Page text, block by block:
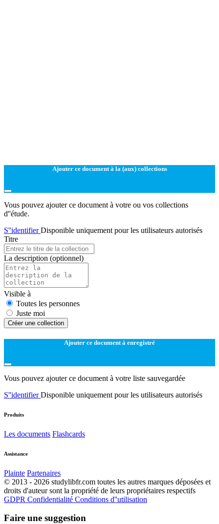
Ajouter ce document à la (aux) collections
Vous pouvez ajouter ce document à votre ou vos collections
d''étude.
S''identifierDisponible uniquement pour les utilisateurs autorisés
Titre
La description (optionnel)
Visible à
Toutes les personnes
Juste moi
Créer une collection
Ajouter ce document à enregistré
Vous pouvez ajouter ce document à votre liste sauvegardée
S''identifierDisponible uniquement pour les utilisateurs autorisés
Produits
Les documents Flashcards
Assistance
Plainte Partenaires
© 2013 - 2026 studylibfr.com toutes les autres marques déposées et
droits d'auteur sont la propriété de leurs propriétaires respectifs
GDPR Confidentialité Conditions d''utilisation
Faire une suggestion